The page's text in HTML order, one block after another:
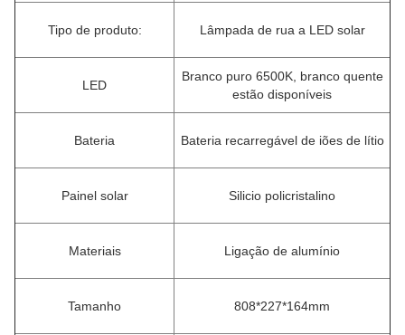
Tipo de produto: Lâmpada de rua a LED solar
LED
Branco puro 6500K, branco quente
estão disponíveis
Bateria Bateria recarregável de iões de lítio
Painel solar Silicio policristalino
Materiais Ligação de alumínio
Tamanho 808*227*164mm